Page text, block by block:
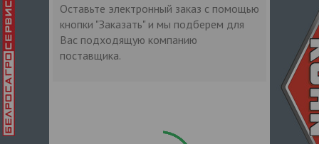
Оставьте электронный заказ с помощью
кнопки "Заказать" и мы подберем для
Вас подходящую компанию
поставщика.